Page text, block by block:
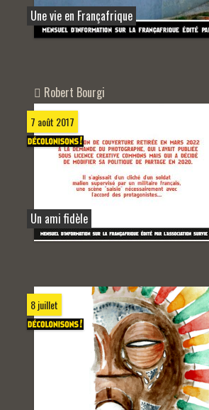
Une vie en Françafrique
Robert Bourgi
7 août 2017
Un ami fidèle
8 juillet